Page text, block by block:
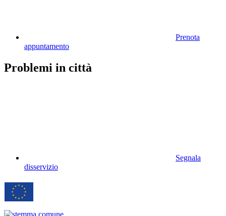
Prenota
appuntamento
Problemi in città
Segnala
disservizio